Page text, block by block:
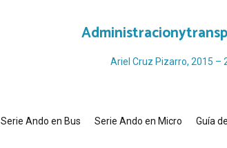
Ariel Cruz Pizarro, 2015 –
Serie Ando en Bus Serie Ando en Micro Guía